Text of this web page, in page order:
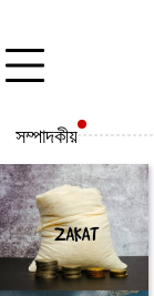
সম্পাদকীয়